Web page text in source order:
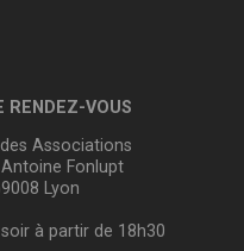
RENDEZ-VOUS
Associations
Fonlupt
Lyon
soir à partir de 18h30